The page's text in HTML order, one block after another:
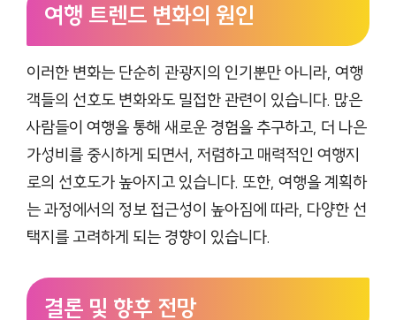
여행 트렌드 변화의 원인
이러한 변화는 단순히 관광지의 인기뿐만 아니라, 여행
객들의 선호도 변화와도 밀접한 관련이 있습니다. 많은
사람들이 여행을 통해 새로운 경험을 추구하고, 더 나은
가성비를 중시하게 되면서, 저렴하고 매력적인 여행지
로의 선호도가 높아지고 있습니다. 또한, 여행을 계획하
는 과정에서의 정보 접근성이 높아짐에 따라, 다양한 선
택지를 고려하게 되는 경향이 있습니다.
결론 및 향후 전망